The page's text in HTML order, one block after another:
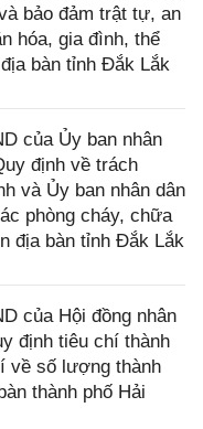
bảo đảm trật tự, an
hóa, gia đình, thể
bàn tỉnh Đắk Lắk
của Ủy ban nhân
định về trách
và Ủy ban nhân dân
phòng cháy, chữa
địa bàn tỉnh Đắk Lắk
của Hội đồng nhân
định tiêu chí thành
về số lượng thành
thành phố Hải